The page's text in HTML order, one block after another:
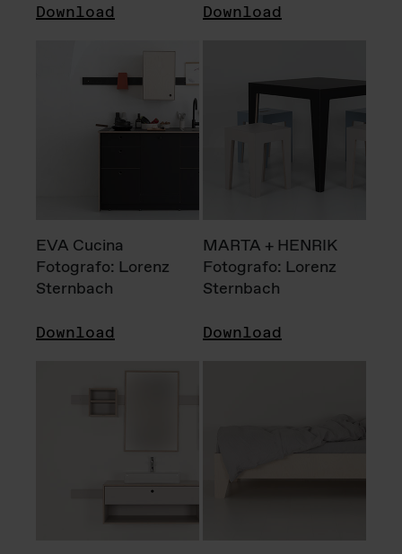
Download Download
EVA Cucina
Fotografo: Lorenz
Sternbach
Download
MARTA + HENRIK
Fotografo: Lorenz
Sternbach
Download